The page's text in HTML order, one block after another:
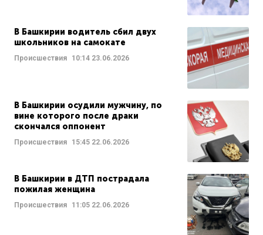
В Башкирии водитель сбил двух
школьников на самокате
Происшествия 10:14 23.06.2026
В Башкирии осудили мужчину, по
вине которого после драки
скончался оппонент
Происшествия 15:45 22.06.2026
В Башкирии в ДТП пострадала
пожилая женщина
Происшествия 11:05 22.06.2026